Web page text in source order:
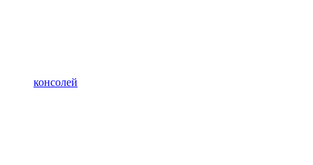
консолей